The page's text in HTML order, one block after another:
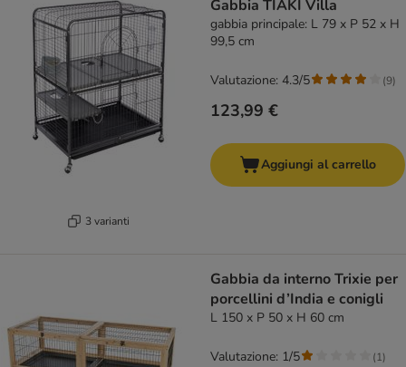
3 varianti
Gabbia TIAKI Villa
gabbia principale: L 79 x P 52 x H
99,5 cm
123,99 €
Valutazione: 4.3/5 (9)
Aggiungi al carrello
Gabbia da interno Trixie per
porcellini d’India e conigli
L 150 x P 50 x H 60 cm
Valutazione: 1/5 (1)